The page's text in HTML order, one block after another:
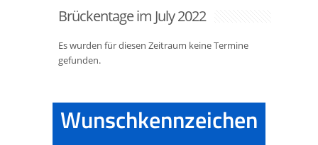
Brückentage im July 2022
Es wurden für diesen Zeitraum keine Termine
gefunden.